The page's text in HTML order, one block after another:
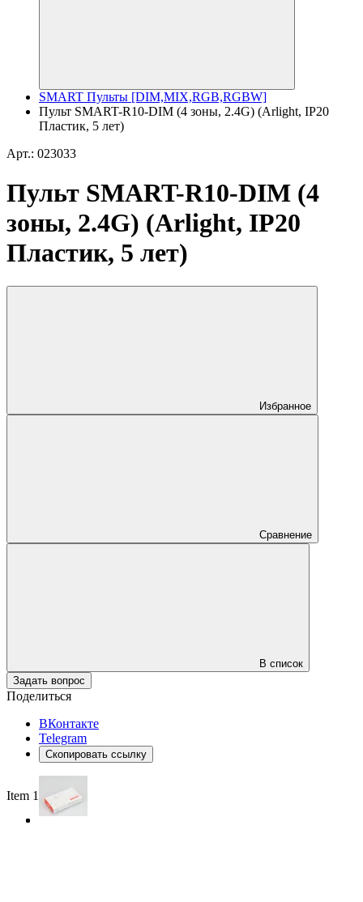
SMART Пульты [DIM,MIX,RGB,RGBW]
Пульт SMART-R10-DIM (4 зоны, 2.4G) (Arlight, IP20
Пластик, 5 лет)
Арт.: 023033
Пульт SMART-R10-DIM (4
зоны, 2.4G) (Arlight, IP20
Пластик, 5 лет)
Избранное
Сравнение
В список
Задать вопрос
Поделиться
ВКонтакте
Telegram
Скопировать ссылку
Item 1 of 3